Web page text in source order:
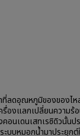
ที่ลดอุณหภูมิของของไห
รื่องแลกเปลี่ยนความร้
อนเดนเสทเรซิดิวนั้นป
บบหมอกน้ำมาประยุกต์